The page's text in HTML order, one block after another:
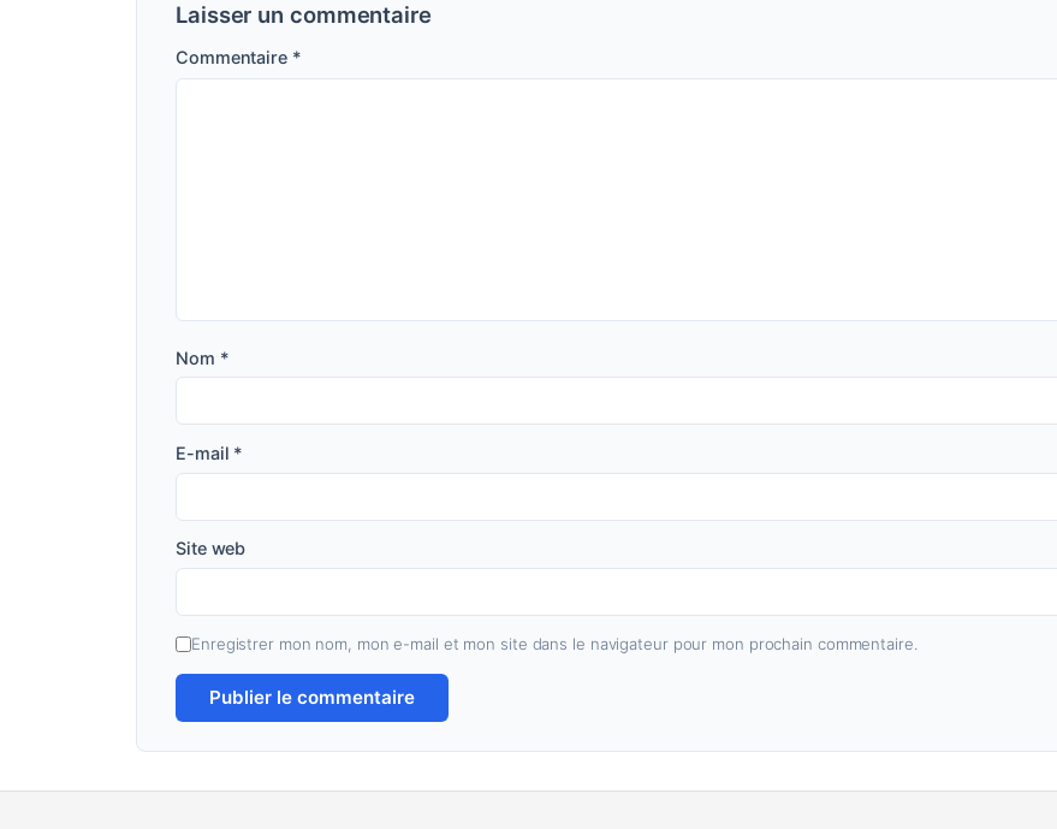
Laisser un commentaire
Commentaire *
Nom *
E-mail *
Site web
Enregistrer mon nom, mon e-mail et mon site dans le navigateur pour mon prochain commentaire.